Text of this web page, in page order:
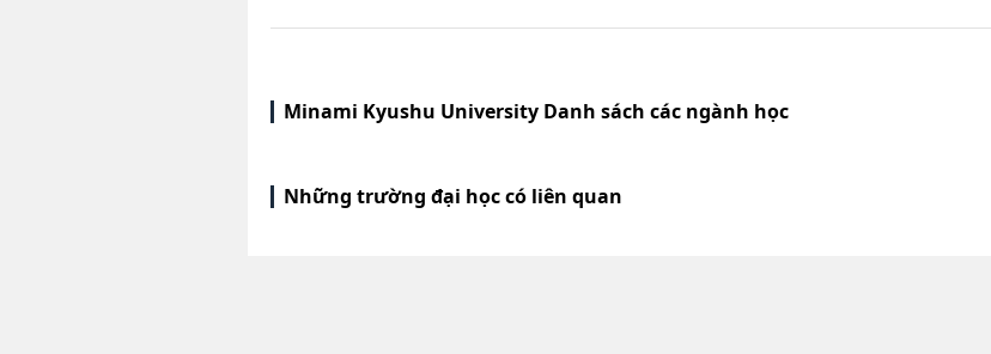
Minami Kyushu University Danh sách các ngành học
Những trường đại học có liên quan